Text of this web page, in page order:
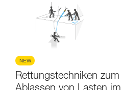
NEW
Rettungstechniken